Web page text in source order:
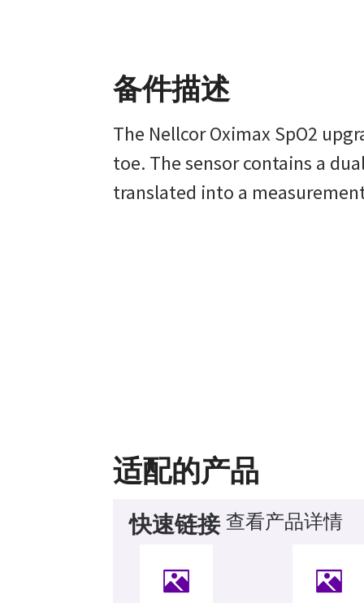
备件描述
The Nellcor Oximax SpO2
toe. The sensor contains a
translated into a
适配的产品
快速链接 查看产品详情